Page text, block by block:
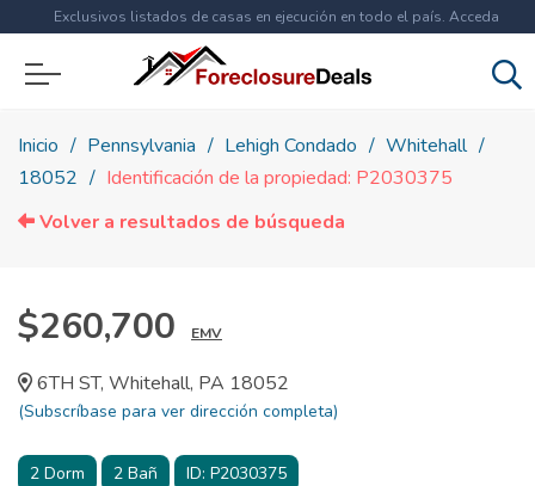
Exclusivos listados de casas en ejecución en todo el país. Acceda
ahora a
Inicio Pennsylvania Lehigh Condado
Whitehall
18052
Identificación de la propiedad: P2030375
Volver a resultados de búsqueda
$260,700 EMV
6TH ST, Whitehall, PA 18052
(Subscríbase para ver dirección completa)
2 Dorm 2 Bañ ID: P2030375